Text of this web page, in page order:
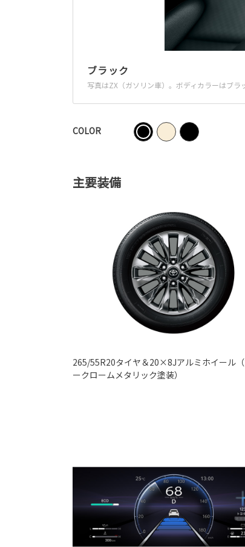
ブラック
写真はZX（ガソリン車）。ボディカラーはブラ
COLOR
主要装備
265/55R20タイヤ＆20×8Jアルミホイール
ークロームメタリック塗装）